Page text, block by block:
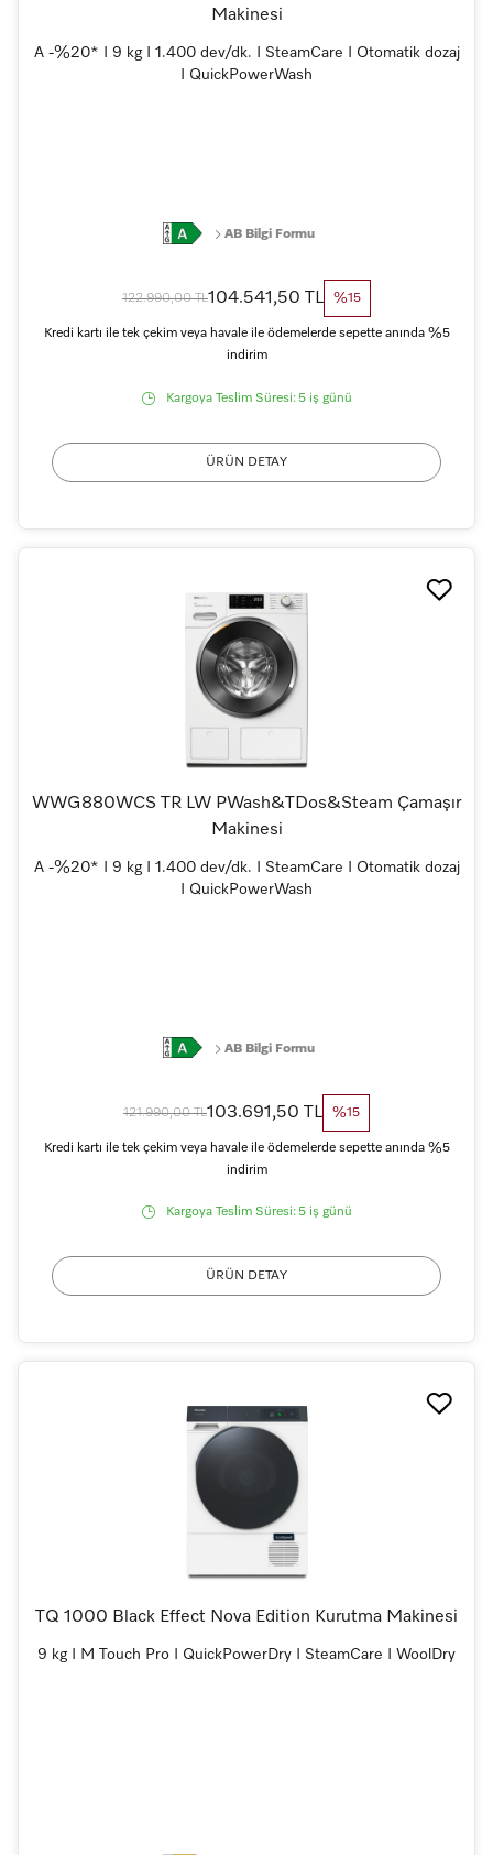
Makinesi
A -%20* I 9 kg I 1.400 dev/dk. I SteamCare I Otomatik dozaj
I QuickPowerWash
AB Bilgi Formu
122.990,00 TL104.541,50 TL %15
Kredi kartı ile tek çekim veya havale ile ödemelerde sepette anında %5
indirim
Kargoya Teslim Süresi: 5 iş günü
ÜRÜN DETAY
WWG880WCS TR LW PWash&TDos&Steam Çamaşır
Makinesi
A -%20* I 9 kg I 1.400 dev/dk. I SteamCare I Otomatik dozaj
I QuickPowerWash
AB Bilgi Formu
121.990,00 TL103.691,50 TL %15
Kredi kartı ile tek çekim veya havale ile ödemelerde sepette anında %5
indirim
Kargoya Teslim Süresi: 5 iş günü
ÜRÜN DETAY
TQ 1000 Black Effect Nova Edition Kurutma Makinesi
9 kg I M Touch Pro I QuickPowerDry I SteamCare I WoolDry